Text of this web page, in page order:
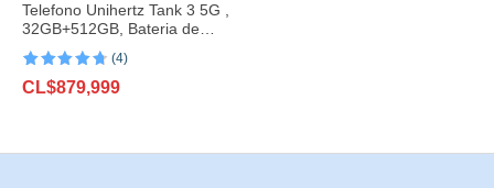
Telefono Unihertz Tank 3 5G ,
32GB+512GB, Bateria de
23800mAh, 200MP
con4.75de
5 en base
(4)
CL$879,999